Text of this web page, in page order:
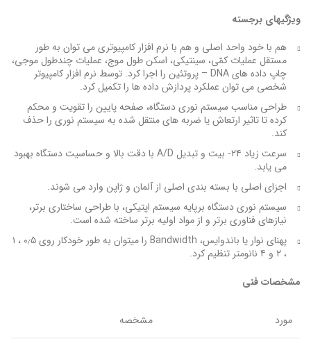
ویژگی­های برجسته
هم با خود واحد اصلی و هم با نرم افزار کامپیوتری می توان به طور
مستقل عملیات کمّی، سینتیکی، اسکن طول موج، عملیات چندطول موجی،
چاپ داده های DNA – پروتئین را اجرا کرد. توسط نرم افزار کامپیوتر
شخصی می توان عملکرد پردازش داده ها را تکمیل کرد.
طراحی مناسب سیستم نوری دستگاه، صفحه پایین را تقویت و محکم
کرده تا تاثیر ارتعاش یا ضربه های منتقل شده به سیستم نوری را حذف
کند.
سرعت زیاد ۲۴- بیت و تبدیل A/D با دقت بالا و حساسیت دستگاه بهبود
می یابد.
اجزای اصلی با بسته بندی اصلی از آلمان و ژاپن وارد می شوند.
سیستم نوری دستگاه برپایه سیستم اپتیکی، با طراحی ساختاری برتر،
نیازهای فناوری برتر و از مواد اولیه برتر ساخته شده است.
پهنای نوار یا باندوایس، Bandwidth را می­توان به طور خودکار روی ۰٫۵ ، ۱
، ۲ و ۴ نانومتر تنظیم کرد.
مشخصات فنی
مورد مشخصه